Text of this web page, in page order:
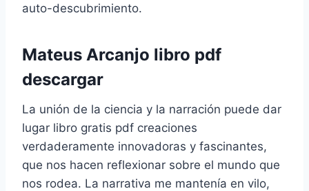
auto-descubrimiento.
Mateus Arcanjo libro pdf
descargar
La unión de la ciencia y la narración puede dar
lugar libro gratis pdf creaciones
verdaderamente innovadoras y fascinantes,
que nos hacen reflexionar sobre el mundo que
nos rodea. La narrativa me mantenía en vilo,